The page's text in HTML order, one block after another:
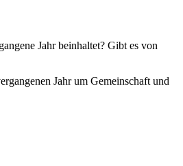
Jahr beinhaltet? Gibt es von
Jahr um Gemeinschaft und